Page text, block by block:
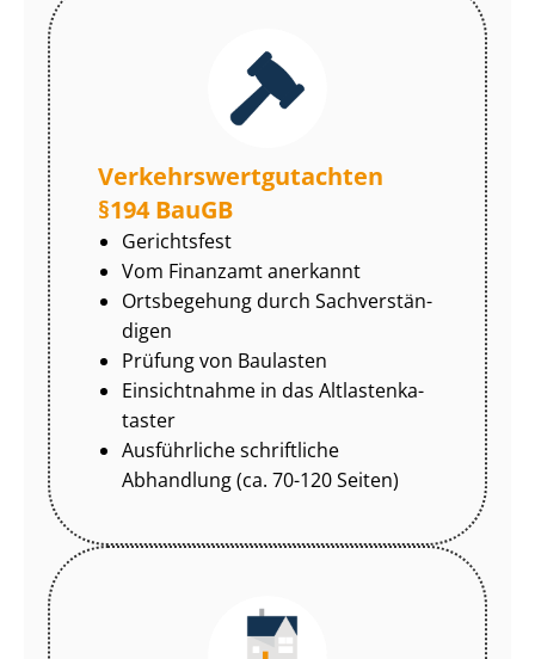
Ver­kehrs­wert­gut­ach­ten
§194 BauGB
Gerichtsfest
Vom Finanzamt anerkannt
Ortsbegehung durch Sach­ver­stän­
di­gen
Prüfung von Baulasten
Einsichtnahme in das Alt­las­ten­ka­
tas­ter
Ausführliche schriftliche
Abhandlung (ca. 70-120 Seiten)